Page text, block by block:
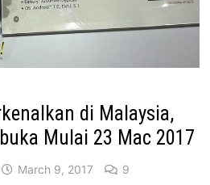
di Malaysia,
Mulai 23 Mac 2017
March 9, 2017 9